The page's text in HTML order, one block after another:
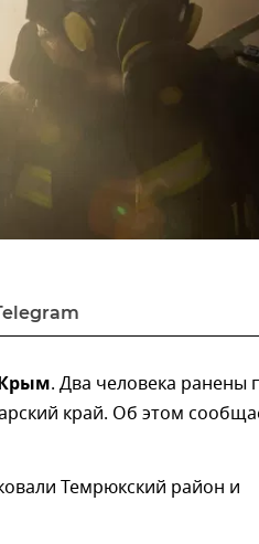
. Два человека ранены
край. Об этом
Темрюкский район и